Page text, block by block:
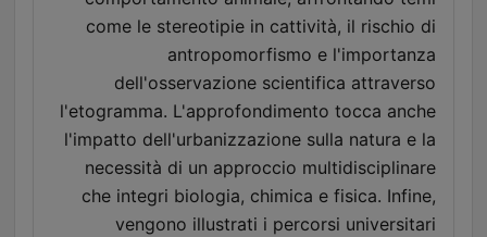
come le stereotipie in cattività, il rischio di
antropomorfismo e l'importanza
dell'osservazione scientifica attraverso
l'etogramma. L'approfondimento tocca anche
l'impatto dell'urbanizzazione sulla natura e la
necessità di un approccio multidisciplinare
che integri biologia, chimica e fisica. Infine,
vengono illustrati i percorsi universitari